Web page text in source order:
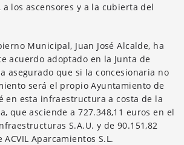
los ascensores y a la cubierta del
Municipal, Juan José Alcalde, ha
acuerdo adoptado en la Junta de
asegurado que si la concesionaria no
será el propio Ayuntamiento de
en esta infraestructura a costa de la
que asciende a 727.348,11 euros en el
S.A.U. y de 90.151,82
Aparcamientos S.L.